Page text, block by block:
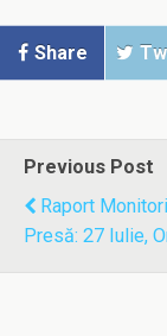
Share
Previous Post
Raport
Presă: 27 Iulie,